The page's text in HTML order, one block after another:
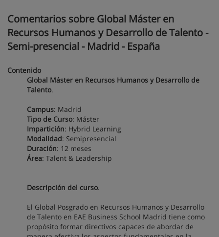
Comentarios sobre Global Máster en
Recursos Humanos y Desarrollo de Talento -
Semi-presencial - Madrid - España
Contenido
Global Máster en Recursos Humanos y Desarrollo de
Talento.
Campus: Madrid
Tipo de Curso: Máster
Impartición: Hybrid Learning
Modalidad: Semipresencial
Duración: 12 meses
Área: Talent & Leadership
Descripción del curso.
El Global Posgrado en Recursos Humanos y Desarrollo
de Talento en EAE Business School Madrid tiene como
propósito formar directivos capaces de abordar de